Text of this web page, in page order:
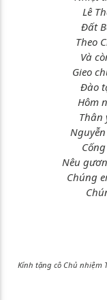
Lê
Đất
Theo
Và
Gieo
Đào
Hôm
Thân
Nêu
Chúng
Kính tặng cô Chủ nhiệm